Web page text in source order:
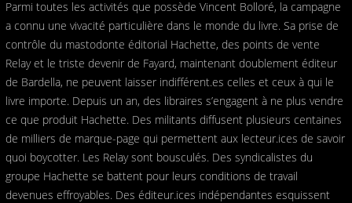
Parmi toutes les activités que possède Vincent Bolloré, la campagne
a connu une vivacité particulière dans le monde du livre. Sa prise de
contrôle du mastodonte éditorial Hachette, des points de vente
Relay et le triste devenir de Fayard, maintenant doublement éditeur
de Bardella, ne peuvent laisser indifférent.es celles et ceux à qui le
livre importe. Depuis un an, des libraires s’engagent à ne plus vendre
ce que produit Hachette. Des militants diffusent plusieurs centaines
de milliers de marque-page qui permettent aux lecteur.ices de savoir
quoi boycotter. Les Relay sont bousculés. Des syndicalistes du
groupe Hachette se battent pour leurs conditions de travail
devenues effroyables. Des éditeur.ices indépendantes esquissent